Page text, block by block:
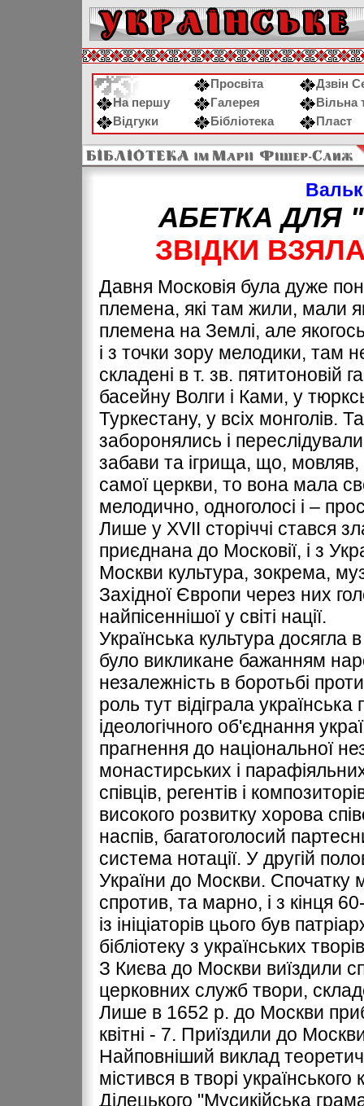
Просвіта
Дзвін
На першу
Галерея
Вільна
Відгуки
Бібліотека Пласт
АБЕТКА ДЛЯ
ЗВІДКИ
Давня Московія була дуже
племена, які там жили, мали
племена на Землі, але якогось
і з точки зору мелодики, там
складені в т. зв. пятитоновій
басейну Волги і Ками, у
Туркестану, у всіх монголів. Та
заборонялись і
забави та ігрища, що, мовляв,
самої церкви, то вона мала
мелодично, одноголосі і –
Лише у ХVІІ сторіччі стався
приєднана до Московії, і з
Москви культура, зокрема,
Західної Європи через них
найпісеннішої у світі нації.
Українська культура досягла
було викликане бажанням
незалежність в боротьбі
роль тут відіграла
ідеологічного об'єднання
прагнення до національної
монастирських і
співців, регентів і
високого розвитку хорова
наспів, багатоголосий
система нотації. У другій
України до Москви. Спочатку
спротив, та марно, і з кінця
із ініціаторів цього був
бібліотеку з українських
З Києва до Москви виїздили
церковних служб твори,
Лише в 1652 р. до Москви
квітні - 7. Приїздили до
Найповніший виклад
містивcя в творі
Ділецького "Мусикійська